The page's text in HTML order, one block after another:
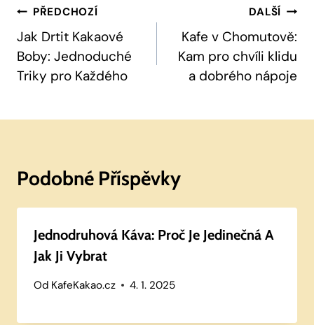
Navigace
Pro
Příspěvek
PŘEDCHOZÍ
Jak Drtit Kakaové
Boby: Jednoduché
Triky pro Každého
DALŠÍ
Kafe v Chomutově:
Kam pro chvíli klidu
a dobrého nápoje
Podobné Příspěvky
Jednodruhová Káva: Proč Je Jedinečná A
Jak Ji Vybrat
Od KafeKakao.cz 4. 1. 2025